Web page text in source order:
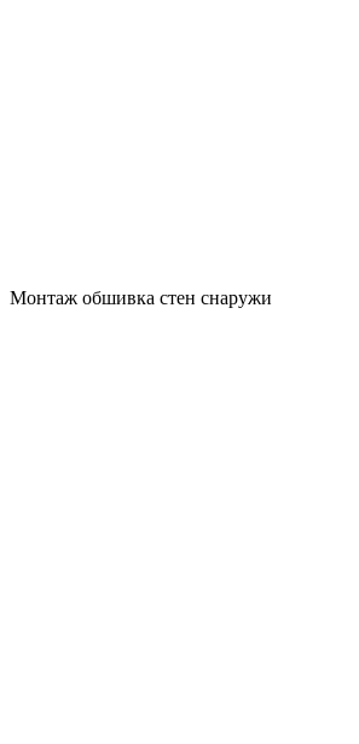
Монтаж обшивка стен снаружи